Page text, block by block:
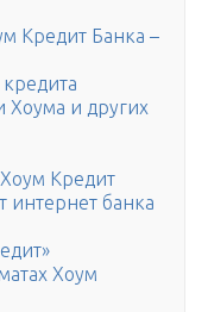
Кредит Банка –
Хоума и других
Кредит
интернет банка
Хоум